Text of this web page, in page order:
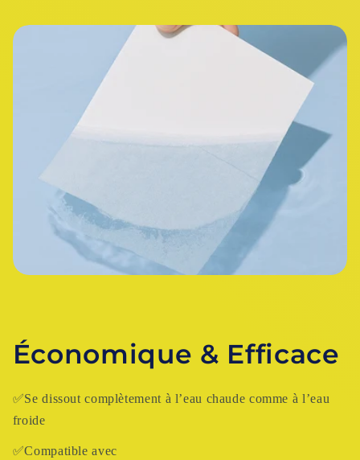
Économique & Efficace
✅Se dissout complètement à l’eau chaude comme à l’eau
froide
✅Compatible avec